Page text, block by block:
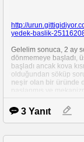
http://
yedek-baslik-
Gelelim sonuca, 2 ay
dönmemeye başladı,
başladı ancak kova
olduğundan söküp
neşir olan bir üründe
dönmüyordu. güç bela
günkü performansla
tekrar sorun oluştu ve
sefer pas'tan dolayı
3 Yanıt